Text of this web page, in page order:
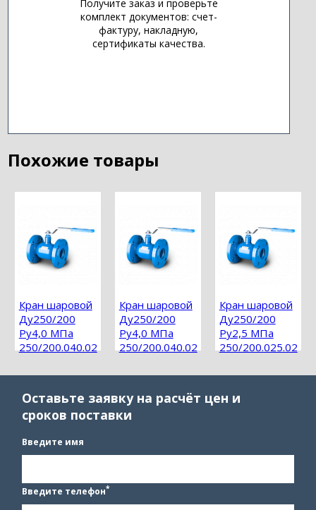
Получите заказ и проверьте
комплект документов: счет-
фактуру, накладную,
сертификаты качества.
Похожие товары
Кран шаровой
Ду250/200
Ру4,0 МПа
250/200.040.02
Кран шаровой
Ду250/200
Ру4,0 МПа
250/200.040.02
Кран шаровой
Ду250/200
Ру2,5 МПа
250/200.025.02
Оставьте заявку на расчёт цен и
сроков поставки
Введите имя
Введите телефон*